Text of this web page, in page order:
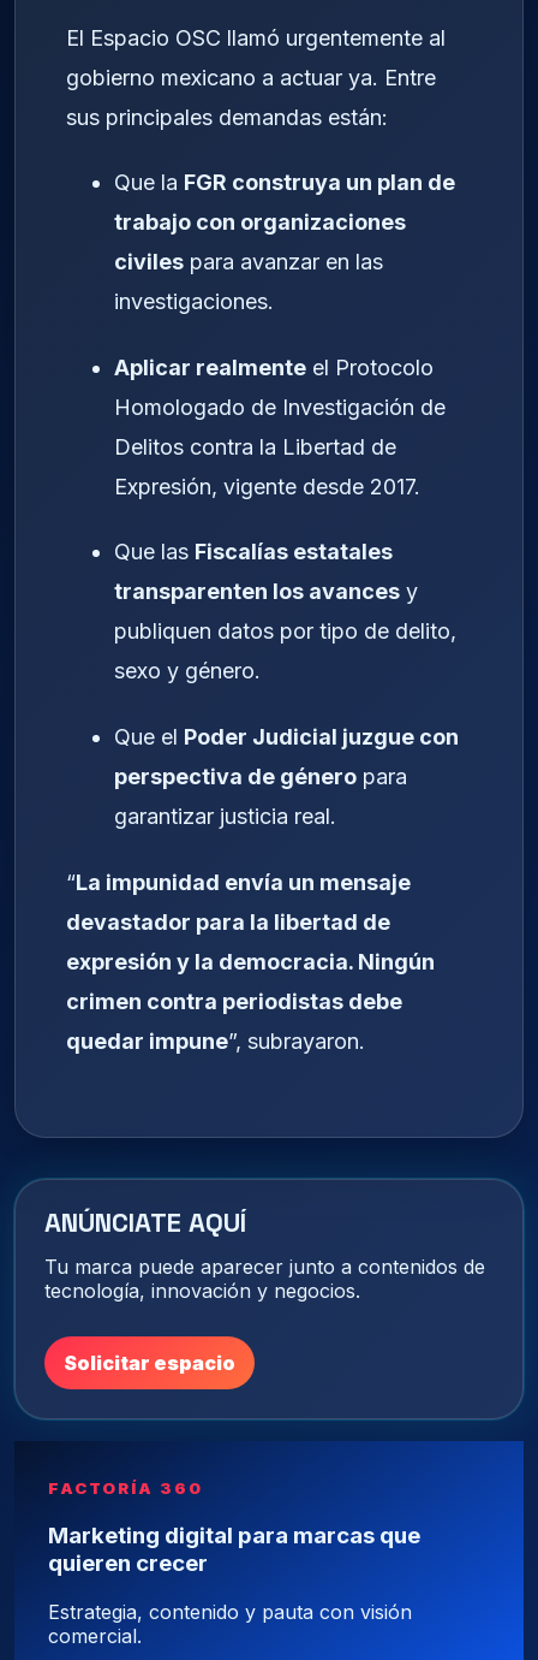
El Espacio OSC llamó urgentemente al
gobierno mexicano a actuar ya. Entre
sus principales demandas están:
Que la FGR construya un plan de
trabajo con organizaciones
civiles para avanzar en las
investigaciones.
Aplicar realmente el Protocolo
Homologado de Investigación de
Delitos contra la Libertad de
Expresión, vigente desde 2017.
Que las Fiscalías estatales
transparenten los avances y
publiquen datos por tipo de delito,
sexo y género.
Que el Poder Judicial juzgue con
perspectiva de género para
garantizar justicia real.
“La impunidad envía un mensaje
devastador para la libertad de
expresión y la democracia. Ningún
crimen contra periodistas debe
quedar impune”, subrayaron.
ANÚNCIATE AQUÍ
Tu marca puede aparecer junto a contenidos de
tecnología, innovación y negocios.
Solicitar espacio
FACTORÍA 360
Marketing digital para marcas que
quieren crecer
Estrategia, contenido y pauta con visión
comercial.